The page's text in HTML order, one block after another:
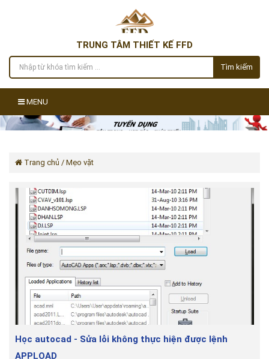
TRUNG TÂM THIẾT KẾ FFD
Tìm kiếm
MENU
Trang chủ / Mẹo vặt
Học autocad - Sửa lỗi không thực hiện được lệnh
APPLOAD